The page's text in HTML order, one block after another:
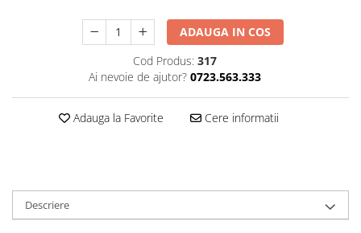
Sistem Directie
Bielete Motostivuitor
Capete de Bară Motostivuitor
Cilindrii Directie
Sistem Electric
Alternatoare Motostivuitor
ADAUGA IN COS
Cod Produs: 317
Ai nevoie de ajutor? 0723.563.333
Adauga la Favorite Cere informatii
Descriere